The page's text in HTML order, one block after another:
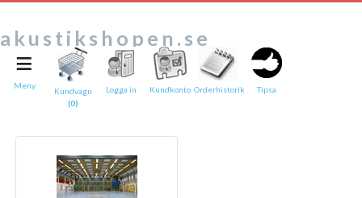
akustikshopen.se
≡
Meny
Kundvagn
(0)
Logga in Kundkonto Orderhistorik Tipsa
Tipsa en vän:
e-post*
Direktlänk till denna sida